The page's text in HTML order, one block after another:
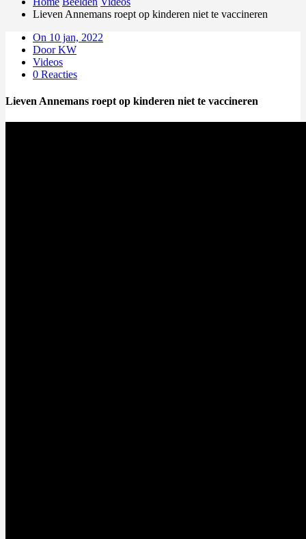
Lieven Annemans roept op kinderen niet te vaccineren
On 10 jan, 2022
Door KW
Videos
0 Reacties
Lieven Annemans roept op kinderen niet te vaccineren